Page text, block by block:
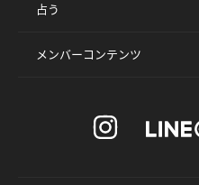
占う
メンバーコンテンツ